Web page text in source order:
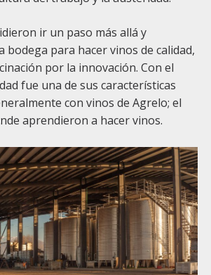
ir un paso más allá y
para hacer vinos de calidad,
por la innovación. Con el
fue una de sus características
con vinos de Agrelo; el
aprendieron a hacer vinos.